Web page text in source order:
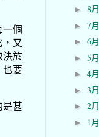
一個
又
決於
也要
是甚
► 8月
► 7月
► 6月
► 5月
► 4月
► 3月
► 2月
► 1月